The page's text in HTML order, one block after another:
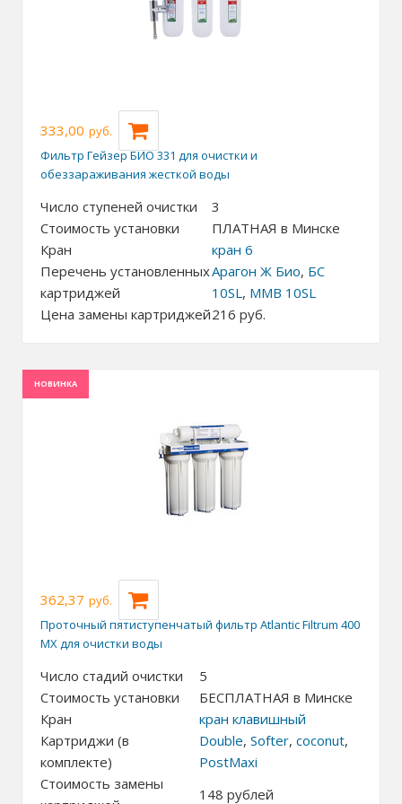
333,00 руб.
Фильтр Гейзер БИО 331 для очистки и
обеззараживания жесткой воды
Число ступеней очистки
3
Стоимость установки
ПЛАТНАЯ в Минске
Кран
кран 6
Перечень установленных
картриджей
Арагон Ж Био, БС
10SL, ММВ 10SL
Цена замены картриджей216 руб.
НОВИНКА
362,37 руб.
Проточный пятиступенчатый фильтр Atlantic Filtrum 400
MX для очистки воды
Число стадий очистки
5
Стоимость установки
БЕСПЛАТНАЯ в Минске
Кран
кран клавишный
Картриджи (в
комплекте)
Double, Softer, coconut,
PostMaxi
Стоимость замены
148 рублей